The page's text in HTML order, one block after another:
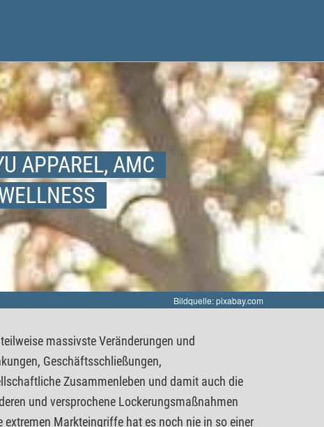
APPAREL, AMC
Bildquelle: pixabay.com
massivste Veränderungen und
Geschäftsschließungen,
Zusammenleben und damit auch die
und versprochene Lockerungsmaßnahmen
Markteingriffe hat es noch nie in so einer